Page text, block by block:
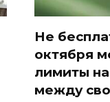
Не
октября
лимиты
между